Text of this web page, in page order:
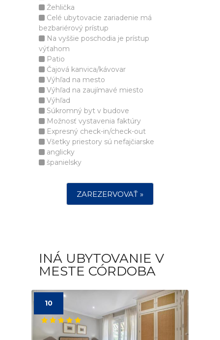
Žehlička
Celé ubytovacie zariadenie má
bezbariérový prístup
Na vyššie poschodia je prístup
výťahom
Patio
Čajová kanvica/kávovar
Výhľad na mesto
Výhľad na zaujímavé miesto
Výhľad
Súkromný byt v budove
Možnosť vystavenia faktúry
Expresný check-in/check-out
Všetky priestory sú nefajčiarske
anglicky
španielsky
ZAREZERVOVAŤ »
INÁ UBYTOVANIE V
MESTE CÓRDOBA
10